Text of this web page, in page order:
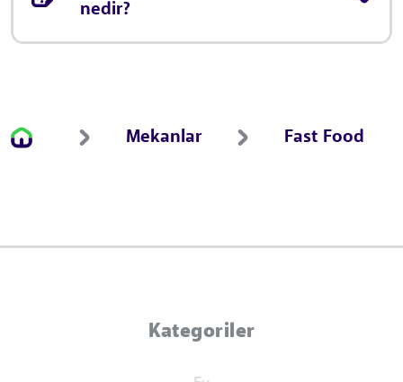
nedir?
Mekanlar Fast Food
Kategoriler